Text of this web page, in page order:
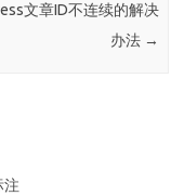
文章ID不连续的解决
办法 →
注